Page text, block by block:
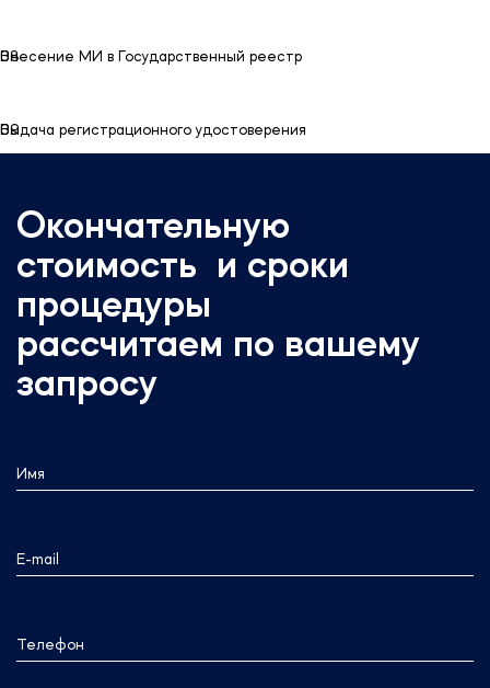
08
Внесение МИ в Государственный реестр
09
Выдача регистрационного удостоверения
Окончательную
стоимость и сроки
процедуры
рассчитаем по вашему
запросу
Имя
E-mail
Телефон